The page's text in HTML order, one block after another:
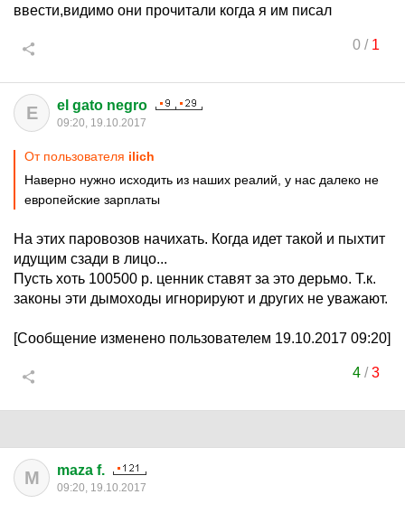
ввести,видимо они прочитали когда я им писал
0/ 1
E el gato negro
09:20, 19.10.2017
От пользователя iliсh
Наверно нужно исходить из наших реалий, у нас далеко не
европейские зарплаты
На этих паровозов начихать. Когда идет такой и пыхтит
идущим сзади в лицо...
Пусть хоть 100500 р. ценник ставят за это дерьмо. Т.к.
законы эти дымоходы игнорируют и других не уважают.
[Сообщение изменено пользователем 19.10.2017 09:20]
4/3
M maza f.
09:20, 19.10.2017